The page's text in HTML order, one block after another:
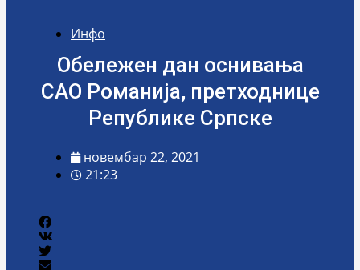
Инфо
Обележен дан оснивања
САО Романија, претходнице
Републике Српске
новембар 22, 2021
21:23